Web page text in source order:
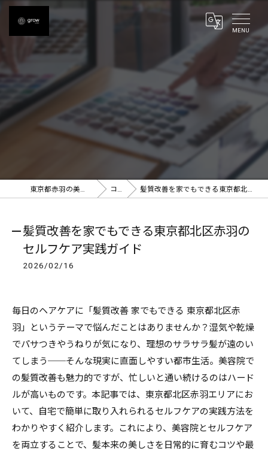
東京都赤羽の美容室ならgrow 赤羽 コラム 髪質改善を家でもできる東京都北区赤羽のセルフケア実践ガイド
髪質改善を家でもできる東京都北区赤羽の
セルフケア実践ガイド
2026/02/16
毎日のヘアケアに「髪質改善 家でもできる 東京都北区赤
羽」というテーマで悩んだことはありませんか？湿気や乾燥
でパサつきやうねりが気になり、理想のサラサラ髪が遠のい
てしまう──そんな現実に直面しやすい都市生活。美容院で
の髪質改善も魅力的ですが、忙しいと通い続けるのはハード
ルが高いものです。本記事では、東京都北区赤羽エリアにお
いて、自宅で簡単に取り入れられるセルフケアの実践方法を
わかりやすく紹介します。これにより、美容院とセルフケア
を両立することで、髪本来の美しさを日常的に育むコツや最